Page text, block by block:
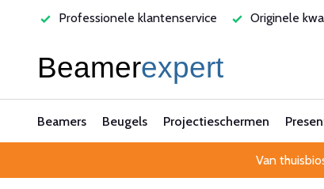
Professionele klantenservice Originele
Beamers Beugels Projectieschermen
Van